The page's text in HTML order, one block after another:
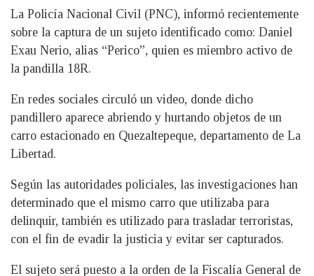
La Policía Nacional Civil (PNC), informó recientemente
sobre la captura de un sujeto identificado como: Daniel
Exau Nerio, alias “Perico”, quien es miembro activo de
la pandilla 18R.
En redes sociales circuló un video, donde dicho
pandillero aparece abriendo y hurtando objetos de un
carro estacionado en Quezaltepeque, departamento de La
Libertad.
Según las autoridades policiales, las investigaciones han
determinado que el mismo carro que utilizaba para
delinquir, también es utilizado para trasladar terroristas,
con el fin de evadir la justicia y evitar ser capturados.
El sujeto será puesto a la orden de la Fiscalía General de